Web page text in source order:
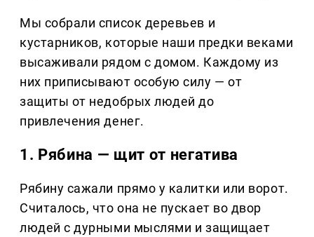
Мы собрали список деревьев и
кустарников, которые наши предки веками
высаживали рядом с домом. Каждому из
них приписывают особую силу — от
защиты от недобрых людей до
привлечения денег.
1. Рябина — щит от негатива
Рябину сажали прямо у калитки или ворот.
Считалось, что она не пускает во двор
людей с дурными мыслями и защищает